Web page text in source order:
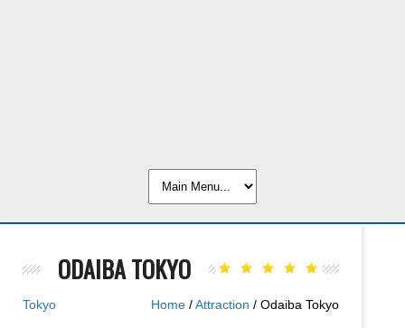
ODAIBA TOKYO
Tokyo Home /Attraction / Odaiba Tokyo